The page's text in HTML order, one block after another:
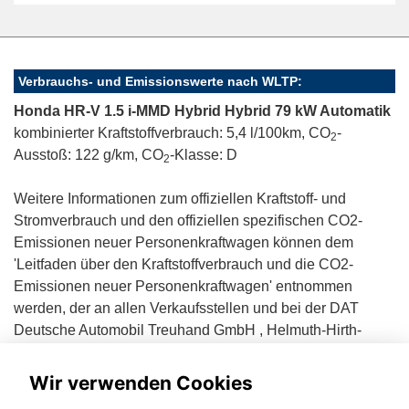
Verbrauchs- und Emissionswerte nach WLTP:
Honda HR-V 1.5 i-MMD Hybrid Hybrid 79 kW Automatik
kombinierter Kraftstoffverbrauch: 5,4 l/100km, CO2-
Ausstoß: 122 g/km, CO2-Klasse: D
Weitere Informationen zum offiziellen Kraftstoff- und
Stromverbrauch und den offiziellen spezifischen CO2-
Emissionen neuer Personenkraftwagen können dem
'Leitfaden über den Kraftstoffverbrauch und die CO2-
Emissionen neuer Personenkraftwagen' entnommen
werden, der an allen Verkaufsstellen und bei der DAT
Deutsche Automobil Treuhand GmbH , Helmuth-Hirth-
Wir verwenden Cookies